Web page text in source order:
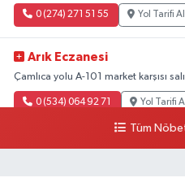
0 (274) 271 51 55 Yol Tarifi Al
Arık Eczanesi
Çamlıca yolu A-101 market karşısı
0 (534) 064 92 71 Yol Tarifi Al
Tüm